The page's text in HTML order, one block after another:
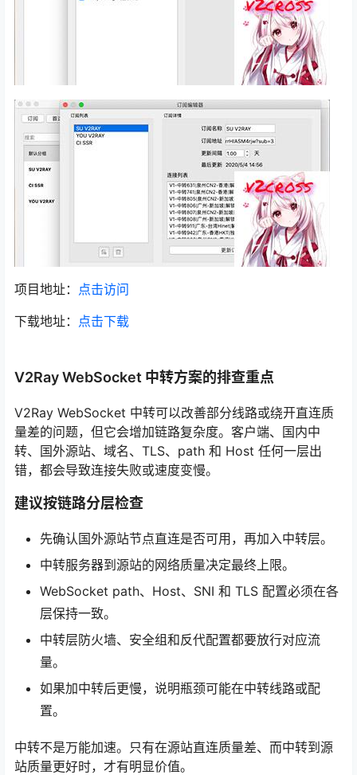
项目地址： 点击访问
下载地址： 点击下载
V2Ray WebSocket 中转方案的排查重点
V2Ray WebSocket 中转可以改善部分线路或绕开直连质
量差的问题，但它会增加链路复杂度。客户端、国内中
转、国外源站、域名、TLS、path 和 Host 任何一层出
错，都会导致连接失败或速度变慢。
建议按链路分层检查
先确认国外源站节点直连是否可用，再加入中转层。
中转服务器到源站的网络质量决定最终上限。
WebSocket path、Host、SNI 和 TLS 配置必须在各
层保持一致。
中转层防火墙、安全组和反代配置都要放行对应流
量。
如果加中转后更慢，说明瓶颈可能在中转线路或配
置。
中转不是万能加速。只有在源站直连质量差、而中转到源
站质量更好时，才有明显价值。